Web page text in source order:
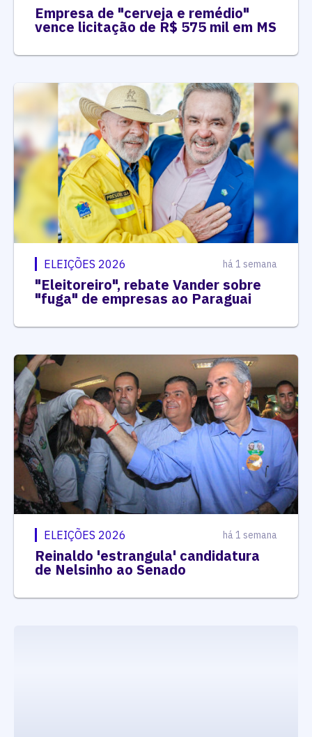
Empresa de "cerveja e remédio"
vence licitação de R$ 575 mil em MS
ELEIÇÕES 2026 há 1 semana
"Eleitoreiro", rebate Vander sobre
"fuga" de empresas ao Paraguai
ELEIÇÕES 2026 há 1 semana
Reinaldo 'estrangula' candidatura
de Nelsinho ao Senado